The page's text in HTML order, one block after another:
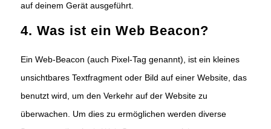
auf deinem Gerät ausgeführt.
4. Was ist ein Web Beacon?
Ein Web-Beacon (auch Pixel-Tag genannt), ist ein kleines
unsichtbares Textfragment oder Bild auf einer Website, das
benutzt wird, um den Verkehr auf der Website zu
überwachen. Um dies zu ermöglichen werden diverse